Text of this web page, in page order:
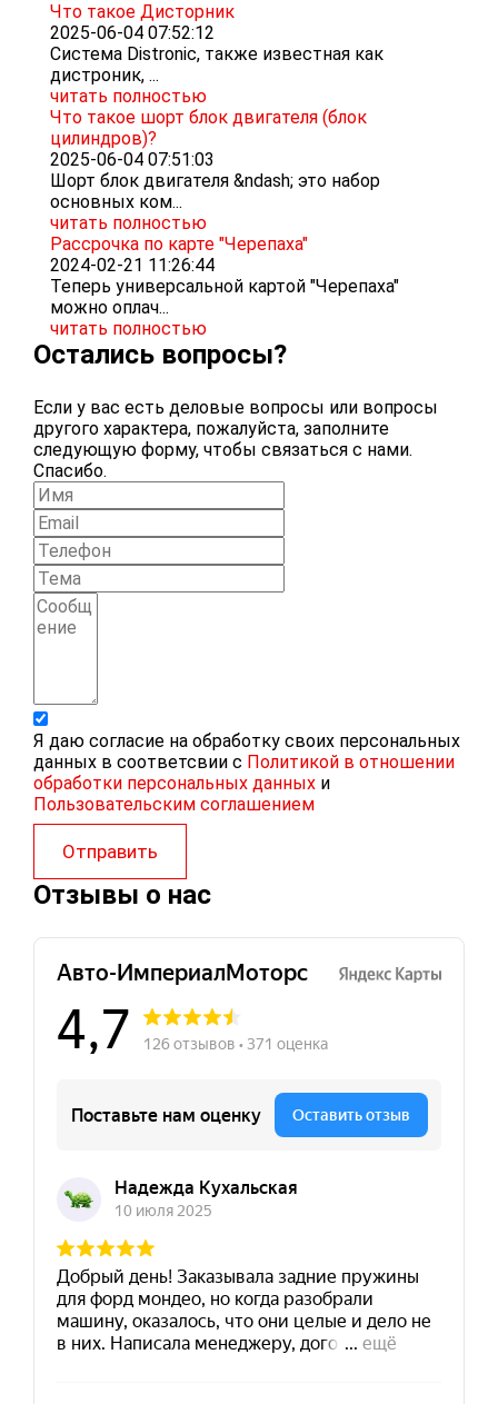
Что такое Дисторник
2025-06-04 07:52:12
Система Distronic, также известная как
дистроник, ...
читать полностью
Что такое шорт блок двигателя (блок
цилиндров)?
2025-06-04 07:51:03
Шорт блок двигателя &ndash; это набор
основных ком...
читать полностью
Рассрочка по карте "Черепаха"
2024-02-21 11:26:44
Теперь универсальной картой "Черепаха"
можно оплач...
читать полностью
Остались вопросы?
Если у вас есть деловые вопросы или вопросы
другого характера, пожалуйста, заполните
следующую форму, чтобы связаться с нами.
Спасибо.
Я даю согласие на обработку своих персональных
данных в соответсвии с Политикой в отношении
обработки персональных данных и
Пользовательским соглашением
Отправить
Отзывы о нас